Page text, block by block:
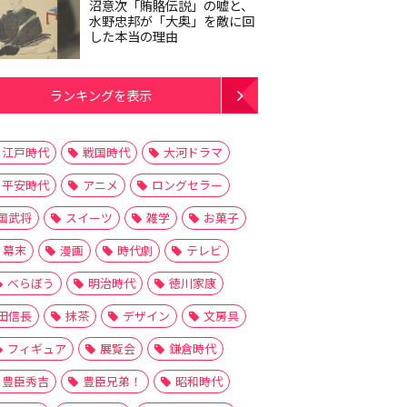
沼意次「賄賂伝説」の嘘と、
水野忠邦が「大奥」を敵に回
した本当の理由
ランキングを表示
江戸時代 戦国時代
大河ドラマ
平安時代
アニメ
ロングセラー
武将
スイーツ 雑学
お菓子
幕末
漫画 時代劇
テレビ
べらぼう
明治時代
徳川家康
信長
抹茶 デザイン
文房具
フィギュア
展覧会
鎌倉時代
豊臣秀吉
豊臣兄弟！
昭和時代